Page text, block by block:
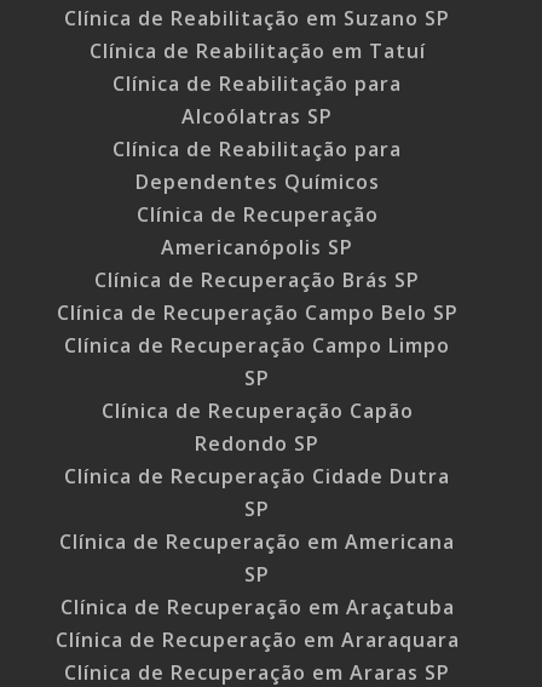
Clínica de Reabilitação em Suzano SP
Clínica de Reabilitação em Tatuí
Clínica de Reabilitação para
Alcoólatras SP
Clínica de Reabilitação para
Dependentes Químicos
Clínica de Recuperação
Americanópolis SP
Clínica de Recuperação Brás SP
Clínica de Recuperação Campo Belo SP
Clínica de Recuperação Campo Limpo
SP
Clínica de Recuperação Capão
Redondo SP
Clínica de Recuperação Cidade Dutra
SP
Clínica de Recuperação em Americana
SP
Clínica de Recuperação em Araçatuba
Clínica de Recuperação em Araraquara
Clínica de Recuperação em Araras SP